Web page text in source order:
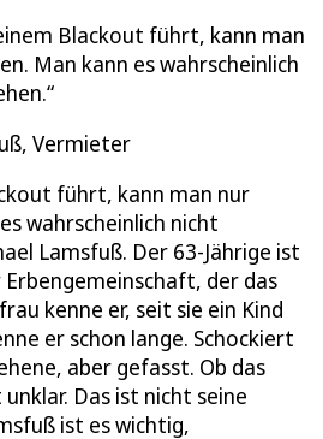
Blackout führt, kann man
Man kann es wahrscheinlich
Vermieter
führt, kann man nur
wahrscheinlich nicht
Lamsfuß. Der 63-Jährige ist
der das
kenne er, seit sie ein Kind
er schon lange. Schockiert
aber gefasst. Ob das
Das ist nicht seine
ist es wichtig,